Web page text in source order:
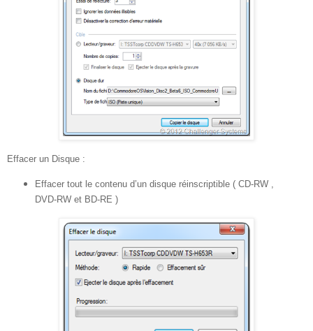
Effacer un Disque :
Effacer tout le contenu d’un disque réinscriptible ( CD-RW ,
DVD-RW et BD-RE )